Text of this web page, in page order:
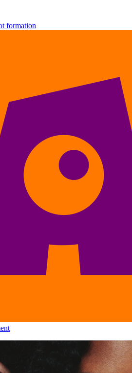
formation